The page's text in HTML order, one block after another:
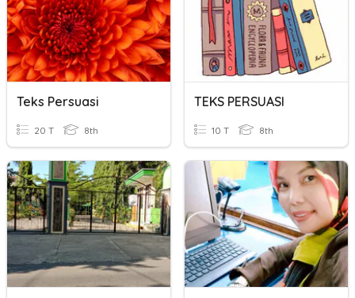
Teks Persuasi
20 T 8th
TEKS PERSUASI
10 T 8th